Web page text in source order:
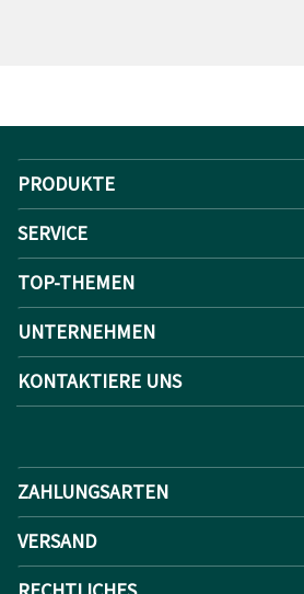
PRODUKTE
SERVICE
TOP-THEMEN
UNTERNEHMEN
KONTAKTIERE UNS
ZAHLUNGSARTEN
VERSAND